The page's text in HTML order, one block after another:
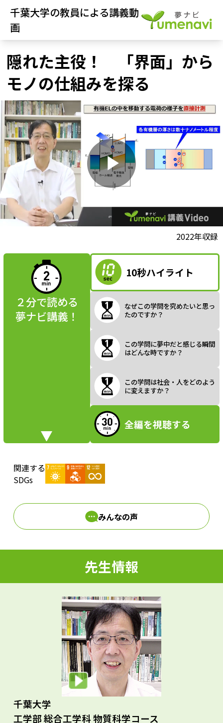
千葉大学の教員による講義動
画
隠れた主役！ 「界面」から
モノの仕組みを探る
P
a
y
V
i
e
o
2022年収録
２分で読める
夢ナビ講義！
10秒ハイライト
なぜこの学問を究めたいと思っ
たのですか？
この学問に夢中だと感じる瞬間
はどんな時ですか？
この学問は社会・人をどのよう
に変えますか？
全編を視聴する
関連する
SDGs
みんなの声
先生情報
千葉大学
工学部 総合工学科 物質科学コース